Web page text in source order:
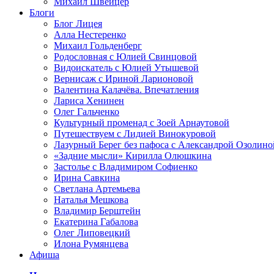
Блоги
Блог Лицея
Алла Нестеренко
Михаил Гольденберг
Родословная с Юлией Свинцовой
Видоискатель с Юлией Утышевой
Вернисаж с Ириной Ларионовой
Валентина Калачёва. Впечатления
Лариса Хенинен
Олег Гальченко
Культурный променад с Зоей Арнаутовой
Путешествуем с Лидией Винокуровой
Лазурный Берег без пафоса с Александрой
«Задние мысли» Кирилла Олюшкина
Застолье с Владимиром Софиенко
Ирина Савкина
Светлана Артемьева
Наталья Мешкова
Владимир Берштейн
Екатерина Габалова
Олег Липовецкий
Илона Румянцева
Афиша